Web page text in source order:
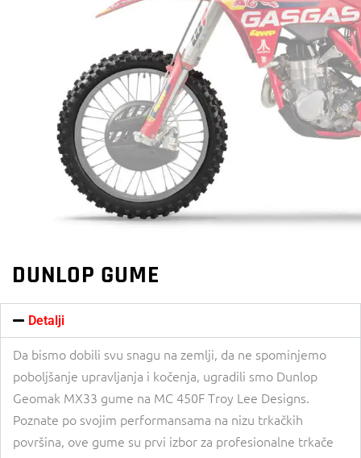
DUNLOP GUME
Detalji
Da bismo dobili svu snagu na zemlji, da ne spominjemo
poboljšanje upravljanja i kočenja, ugradili smo Dunlop
Geomak MX33 gume na MC 450F Troy Lee Designs.
Poznate po svojim performansama na nizu trkačkih
površina, ove gume su prvi izbor za profesionalne trkače